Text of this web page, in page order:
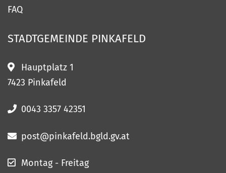
FAQ
STADTGEMEINDE PINKAFELD
Hauptplatz 1
7423 Pinkafeld
0043 3357 42351
post@pinkafeld.bgld.gv.at
Montag - Freitag